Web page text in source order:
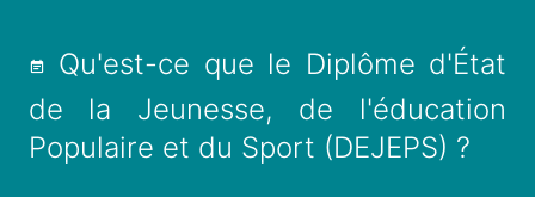
Qu'est-ce que le Diplôme d'État
de la Jeunesse, de l'éducation
Populaire et du Sport (DEJEPS) ?